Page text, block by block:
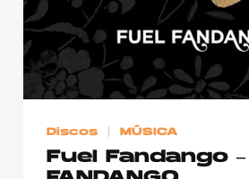
Discos MÚSICA
Fuel Fandango –